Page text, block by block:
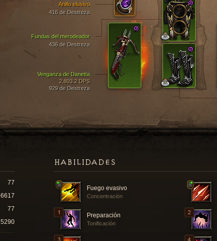
Fundas del merodeador
436 de Destreza
Venganza de Danetta
2,803.2 DPS
929 de Destreza
Anillo elusivo
416 de Destreza
HABILIDADES
Fuego evasivo
Concentración
Preparación
Tonificación
77
6617
77
5290